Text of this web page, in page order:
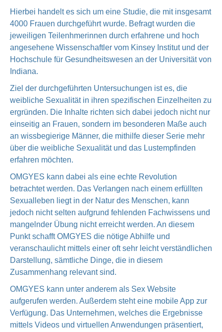
Hierbei handelt es sich um eine Studie, die mit insgesamt
4000 Frauen durchgeführt wurde. Befragt wurden die
jeweiligen Teilenhmerinnen durch erfahrene und hoch
angesehene Wissenschaftler vom Kinsey Institut und der
Hochschule für Gesundheitswesen an der Universität von
Indiana.
Ziel der durchgeführten Untersuchungen ist es, die
weibliche Sexualität in ihren spezifischen Einzelheiten zu
ergründen. Die Inhalte richten sich dabei jedoch nicht nur
einseitig an Frauen, sondern im besonderen Maße auch
an wissbegierige Männer, die mithilfe dieser Serie mehr
über die weibliche Sexualität und das Lustempfinden
erfahren möchten.
OMGYES kann dabei als eine echte Revolution
betrachtet werden. Das Verlangen nach einem erfüllten
Sexualleben liegt in der Natur des Menschen, kann
jedoch nicht selten aufgrund fehlenden Fachwissens und
mangelnder Übung nicht erreicht werden. An diesem
Punkt schafft OMGYES die nötige Abhilfe und
veranschaulicht mittels einer oft sehr leicht verständlichen
Darstellung, sämtliche Dinge, die in diesem
Zusammenhang relevant sind.
OMGYES kann unter anderem als Sex Website
aufgerufen werden. Außerdem steht eine mobile App zur
Verfügung. Das Unternehmen, welches die Ergebnisse
mittels Videos und virtuellen Anwendungen präsentiert,